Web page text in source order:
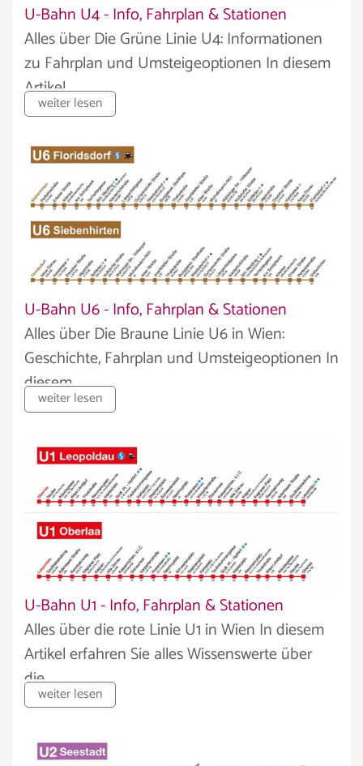
U-Bahn U4 - Info, Fahrplan & Stationen
Alles über Die Grüne Linie U4: Informationen
zu Fahrplan und Umsteigeoptionen In diesem
Artikel...
weiter lesen
U-Bahn U6 - Info, Fahrplan & Stationen
Alles über Die Braune Linie U6 in Wien:
Geschichte, Fahrplan und Umsteigeoptionen In
diesem...
weiter lesen
U-Bahn U1 - Info, Fahrplan & Stationen
Alles über die rote Linie U1 in Wien In diesem
Artikel erfahren Sie alles Wissenswerte über
die...
weiter lesen